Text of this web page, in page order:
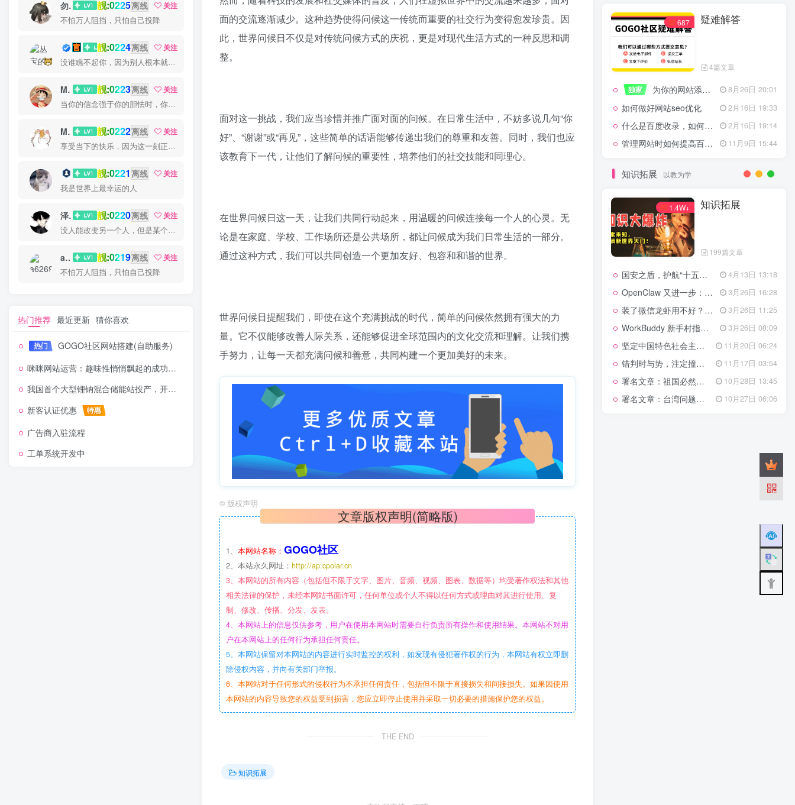
勿听 靓:0225离线
关注
不怕万人阻挡，只怕自己投降
丛宝 靓:0224离线
关注
没谁瞧不起你，因为别人根本就没瞧你，大家都很忙的
MS-康娃 靓:0223离线
关注
当你的信念强于你的胆怯时，你就可以将梦想变为现实了
Miss 先生 靓:0222离线
关注
享受当下的快乐，因为这一刻正是你的人生
猫小白 靓:0221 离线
关注
我是世界上最幸运的人
泽宇 靓:0220离线
关注
没人能改变另一个人，但是某个人能成为一个人改变的原因
a626911 靓:0219离线
关注
不怕万人阻挡，只怕自己投降
热门推荐 最近更新 猜你喜欢
热门
GOGO社区网站搭建(自助服务)
咪咪网站运营：趣味性悄悄飘起的成功风头
我国首个大型锂钠混合储能站投产，开启储能新时代
新客认证优惠
特惠
广告商入驻流程
工单系统开发中
面的交流逐渐减少。这种趋势使得问候这一传统而重要的社交行为变得愈发珍贵。因
此，世界问候日不仅是对传统问候方式的庆祝，更是对现代生活方式的一种反思和调
整。
面对这一挑战，我们应当珍惜并推广面对面的问候。在日常生活中，不妨多说几句“你
好”、“谢谢”或“再见”，这些简单的话语能够传递出我们的尊重和友善。同时，我们也应
该教育下一代，让他们了解问候的重要性，培养他们的社交技能和同理心。
在世界问候日这一天，让我们共同行动起来，用温暖的问候连接每一个人的心灵。无
论是在家庭、学校、工作场所还是公共场所，都让问候成为我们日常生活的一部分。
通过这种方式，我们可以共同创造一个更加友好、包容和和谐的世界。
世界问候日提醒我们，即使在这个充满挑战的时代，简单的问候依然拥有强大的力
量。它不仅能够改善人际关系，还能够促进全球范围内的文化交流和理解。让我们携
手努力，让每一天都充满问候和善意，共同构建一个更加美好的未来。
© 版权声明
文章版权声明(简略版)
1、 本网站名称： GOGO社区
2、本站永久网址： http://ap.cpolar.cn
3、本网站的所有内容（包括但不限于文字、图片、音频、视频、图表、数据等）均受著作权法和其他
相关法律的保护，未经本网站书面许可，任何单位或个人不得以任何方式或理由对其进行使用、复
制、修改、传播、分发、发表。
4、本网站上的信息仅供参考，用户在使用本网站时需要自行负责所有操作和使用结果。本网站不对用
户在本网站上的任何行为承担任何责任。
5、本网站保留对本网站的内容进行实时监控的权利，如发现有侵犯著作权的行为，本网站有权立即删
除侵权内容，并向有关部门举报。
6、本网站对于任何形式的侵权行为不承担任何责任，包括但不限于直接损失和间接损失。如果因使用
本网站的内容导致您的权益受到损害，您应立即停止使用并采取一切必要的措施保护您的权益。
THE END
知识拓展
687 疑难解答
4篇文章
独家 为你的网站添加百度登录 8月26日 20:01
如何做好网站seo优化 2月16日 19:33
什么是百度收录，如何提高收录量？ 2月16日 19:14
管理网站时如何提高百度权重？ 11月9日 15:44
知识拓展 以教为学
1.4W+ 知识拓展
199篇文章
国安之盾，护航“十五五”新征程 4月13日 13:18
OpenClaw 又进一步：微信直连+安全检测+版本切换 3月26日 16:28
装了微信龙虾用不好？3步让你轻松指挥AI干活！ 3月26日 11:25
WorkBuddy 新手村指南：10 个核心技巧帮你解锁满级虾🦞！ 3月26日 08:09
坚定中国特色社会主义法治的政治定力 11月20日 06:24
错判时与势，注定撞南墙 11月17日 03:54
署名文章：祖国必然统一势不可挡 10月28日 13:45
署名文章：台湾问题的由来和性质 10月27日 06:06
一起走过的日子 2月16日 19:07
来生缘
活着——洪真英
辉星 – INSOMNIA 2月16日 19:06
《INSOMNIA》欧美 2月16日 19:06
疑难解答
4篇文章
独家 为你的网站添加百度登录
如何做好网站seo优化
什么是百度收录，如何提高收录量？ 2月16日 19:14
管理网站时如何提高百度权重？ 11月9日 15:44
以教为学
知识拓展
199篇文章
国安之盾，护航“十五五”新征程 4月13日 13:18
3月26日 08:09
11月20日 06:24
11月17日 03:54
10月27日 06:06